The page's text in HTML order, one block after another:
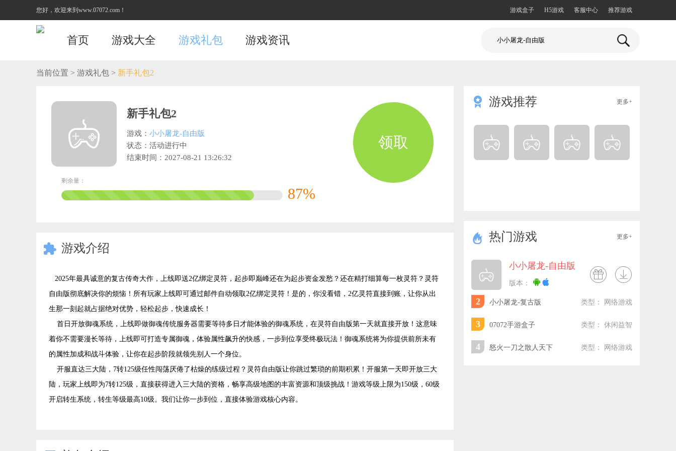
您好，欢迎来到www.07072.com！ 游戏盒子 H5游戏 客服中心 推荐游戏
首页 游戏大全 游戏礼包 游戏资讯
当前位置 > 游戏礼包 > 新手礼包2
新手礼包2
游戏： 小小屠龙-自由版
状态：活动进行中
结束时间：2027-08-21 13:26:32
剩余量：
87%
领取
 游戏介绍
2025年最具诚意的复古传奇大作，上线即送2亿绑定灵符，起步即巅峰还在为起步资金发愁？还在精打细算每一枚灵符？灵符
自由版彻底解决你的烦恼！所有玩家上线即可通过邮件自动领取2亿绑定灵符！是的，你没看错，2亿灵符直接到账，让你从出
生那一刻起就占据绝对优势，轻松起步，快速成长！
首日开放御魂系统，上线即做御魂传统服务器需要等待多日才能体验的御魂系统，在灵符自由版第一天就直接开放！这意味
着你不需要漫长等待，上线即可打造专属御魂，体验属性飙升的快感，一步到位享受终极玩法！御魂系统将为你提供前所未有
的属性加成和战斗体验，让你在起步阶段就领先别人一个身位。
开服直达三大陆，7转125级任性闯荡厌倦了枯燥的练级过程？灵符自由版让你跳过繁琐的前期积累！开服第一天即开放三大
陆，玩家上线即为7转125级，直接获得进入三大陆的资格，畅享高级地图的丰富资源和顶级挑战！游戏等级上限为150级，60级
开启转生系统，转生等级最高10级。我们让你一步到位，直接体验游戏核心内容。
 游戏推荐 更多+
 热门游戏 更多+
小小屠龙-自由版
版本：  
2 小小屠龙-复古版 类型： 网络游戏
3 07072手游盒子 类型： 休闲益智
4 怒火一刀之散人天下 类型： 网络游戏